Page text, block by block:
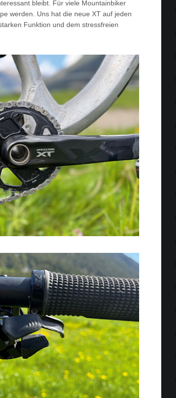
bleibt. Für viele Mountainbiker
werden. Uns hat die neue XT auf jeden
Funktion und dem stressfreien